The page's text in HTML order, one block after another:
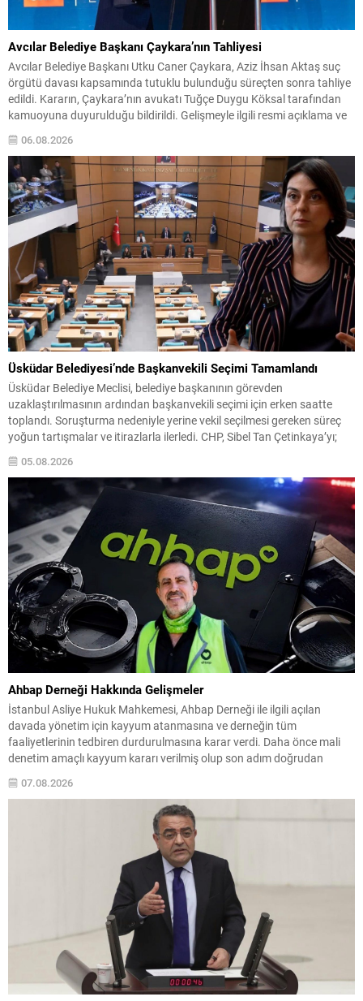
Avcılar Belediye Başkanı Çaykara’nın Tahliyesi
Avcılar Belediye Başkanı Utku Caner Çaykara, Aziz İhsan Aktaş suç
örgütü davası kapsamında tutuklu bulunduğu süreçten sonra tahliye
edildi. Kararın, Çaykara’nın avukatı Tuğçe Duygu Köksal tarafından
kamuoyuna duyurulduğu bildirildi. Gelişmeyle ilgili resmi açıklama ve
ayrıntıların ilerleyen saatlerde paylaşılacağı belirtiliyor. Olayın kısa
özeti Çaykara, soruşturma ve yargılama sürecinde tutuklu bulunan
isimlerden...
06.08.2026
Üsküdar Belediyesi’nde Başkanvekili Seçimi Tamamlandı
Üsküdar Belediye Meclisi, belediye başkanının görevden
uzaklaştırılmasının ardından başkanvekili seçimi için erken saatte
toplandı. Soruşturma nedeniyle yerine vekil seçilmesi gereken süreç
yoğun tartışmalar ve itirazlarla ilerledi. CHP, Sibel Tan Çetinkaya’yı;
Cumhur İttifakı ise Dündar Ziya Gültekin’i aday gösterdi. Seçimin ilk iki
turunda sonuçlar değişmeyince üçüncü tura ve ardından salt
çoğunluk...
05.08.2026
Ahbap Derneği Hakkında Gelişmeler
İstanbul Asliye Hukuk Mahkemesi, Ahbap Derneği ile ilgili açılan
davada yönetim için kayyum atanmasına ve derneğin tüm
faaliyetlerinin tedbiren durdurulmasına karar verdi. Daha önce mali
denetim amaçlı kayyum kararı verilmiş olup son adım doğrudan
Mali Suçlarla Mücadele Şube Müdürlüğü ve İstanbul...
07.08.2026